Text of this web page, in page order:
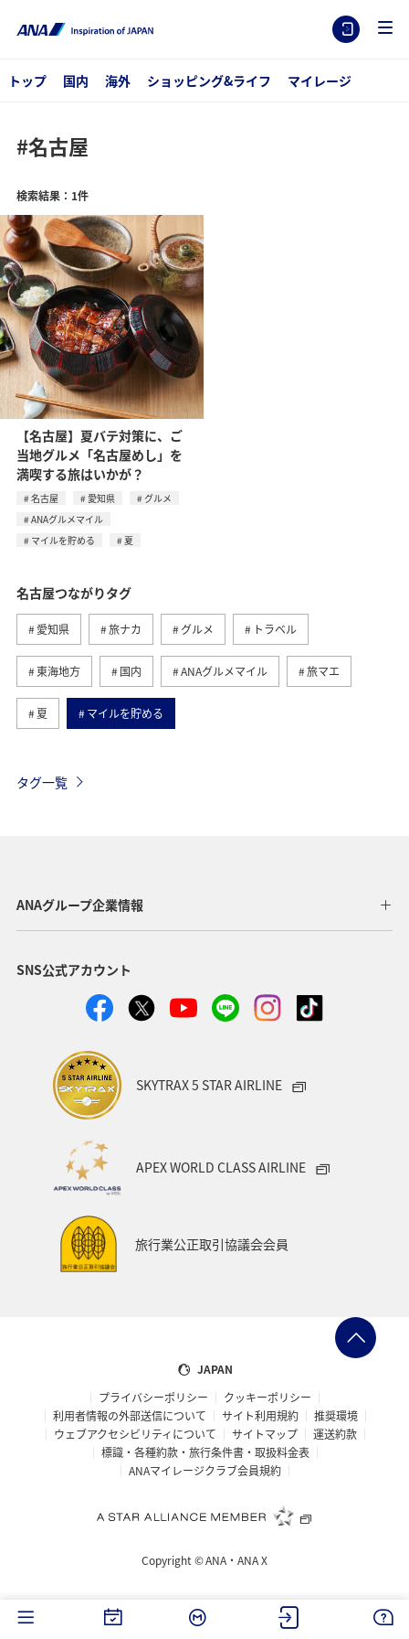
トップ 国内 海外 ショッピング&ライフ マイレージ
#名古屋
検索結果：1件
【名古屋】夏バテ対策に、ご
当地グルメ「名古屋めし」を
満喫する旅はいかが？
名古屋 愛知県
グルメ
ANAグルメマイル
マイルを貯める
夏
名古屋つながりタグ
愛知県 旅ナカ グルメ トラベル
東海地方 国内 ANAグルメマイル 旅マエ
夏 マイルを貯める
タグ一覧
ANAグループ企業情報
SNS公式アカウント
SKYTRAX 5 STAR AIRLINE
APEX WORLD CLASS AIRLINE
旅行業公正取引協議会会員
JAPAN
プライバシーポリシー
クッキーポリシー
利用者情報の外部送信について
サイト利用規約
推奨環境
ウェブアクセシビリティについて
サイトマップ
運送約款
標識・各種約款・旅行条件書・取扱料金表
ANAマイレージクラブ会員規約
Copyright ©ANA・ANA X